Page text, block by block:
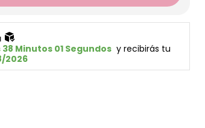
38 Minutos 01 Segundos
  y recibirás tu
2026